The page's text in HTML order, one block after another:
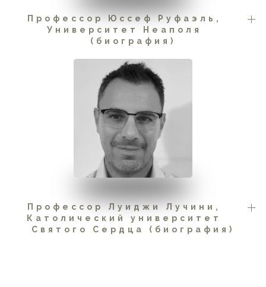
Профессор Юссеф Руфаэль,
Университет Неаполя
(биография)
Профессор Луиджи Лучини,
Католический университет
Святого Сердца (биография)